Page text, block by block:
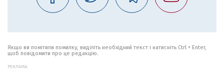
Якщо ви помітили помилку, виділіть необхідний текст і натисніть Ctrl + Enter,
щоб повідомити про це редакцію.
РЕКЛАМА: